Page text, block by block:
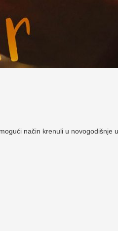
način krenuli u novogodišnje